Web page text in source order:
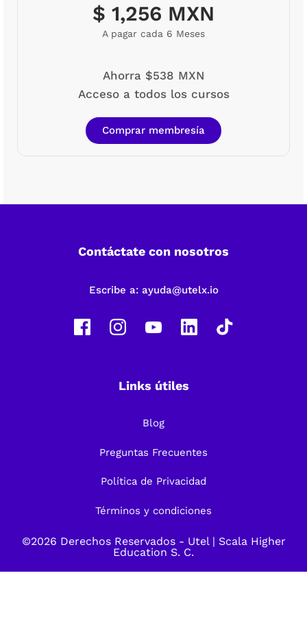
$ 1,256 MXN
A pagar cada 6 Meses
Ahorra $538 MXN
Acceso a todos los cursos
Comprar membresía
Contáctate con nosotros
Escribe a: ayuda@utelx.io
Links útiles
Blog
Preguntas Frecuentes
Política de Privacidad
Términos y condiciones
©2026 Derechos Reservados - Utel| Scala Higher
Education S. C.